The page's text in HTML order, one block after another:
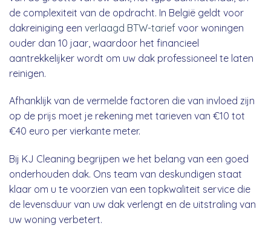
de complexiteit van de opdracht. In België geldt voor
dakreiniging een verlaagd BTW-tarief voor woningen
ouder dan 10 jaar, waardoor het financieel
aantrekkelijker wordt om uw dak professioneel te laten
reinigen.
Afhanklijk van de vermelde factoren die van invloed zijn
op de prijs moet je rekening met tarieven van €10 tot
€40 euro per vierkante meter.
Bij KJ Cleaning begrijpen we het belang van een goed
onderhouden dak. Ons team van deskundigen staat
klaar om u te voorzien van een topkwaliteit service die
de levensduur van uw dak verlengt en de uitstraling van
uw woning verbetert.